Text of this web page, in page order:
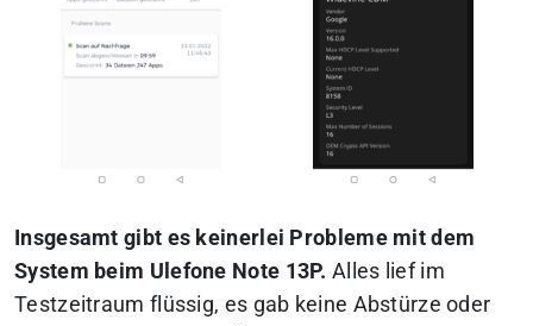
Insgesamt gibt es keinerlei Probleme mit dem
System beim Ulefone Note 13P. Alles lief im
Testzeitraum flüssig, es gab keine Abstürze oder